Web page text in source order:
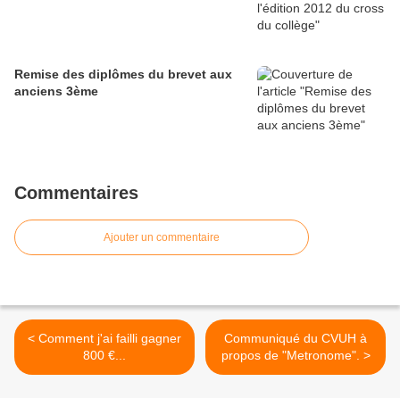
Remise des diplômes du brevet aux
anciens 3ème
Commentaires
Ajouter un commentaire
< Comment j'ai failli gagner
800 €...
Communiqué du CVUH à
propos de "Metronome". >